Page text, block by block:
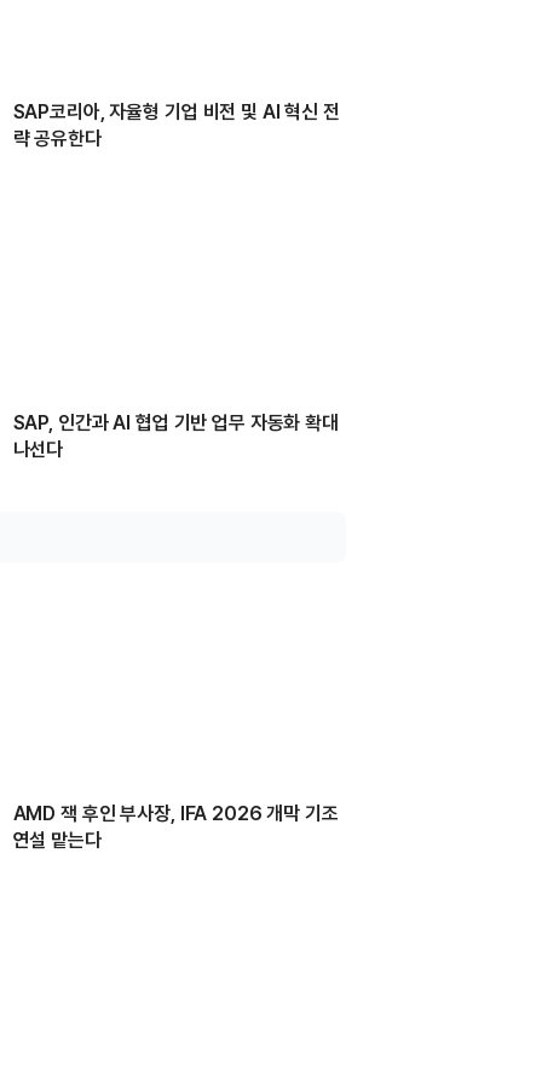
SAP코리아, 자율형 기업 비전 및 AI 혁신 전
략 공유한다
SAP, 인간과 AI 협업 기반 업무 자동화 확대
나선다
AMD 잭 후인 부사장, IFA 2026 개막 기조
연설 맡는다